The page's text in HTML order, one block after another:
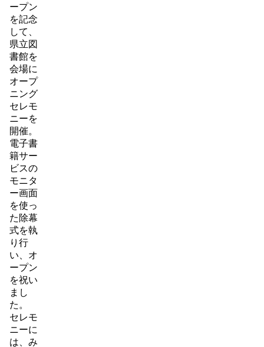
ープン
を記念
して、
県立図
書館を
会場に
オープ
ニング
セレモ
ニーを
開催。
電子書
籍サー
ビスの
モニタ
ー画面
を使っ
た除幕
式を執
り行
い、オ
ープン
を祝い
まし
た。
セレモ
ニーに
は、み